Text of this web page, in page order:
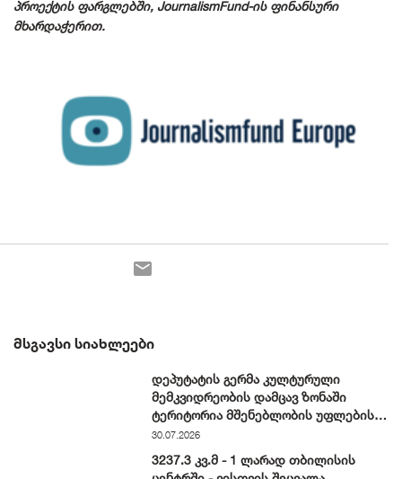
პროექტის ფარგლებში, JournalismFund-ის ფინანსური
მხარდაჭერით.
ᲛᲡᲒᲐᲕᲡᲘ ᲡᲘᲐᲮᲚᲔᲔᲑᲘ
დეპუტატის გერმა კულტურული
მემკვიდრეობის დამცავ ზონაში
ტერიტორია მშენებლობის უფლების
მოპოვების შემდეგ გაყიდა
30.07.2026
3237.3 კვ.მ - 1 ლარად თბილისის